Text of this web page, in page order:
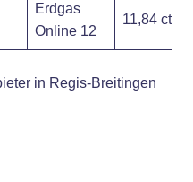
Erdgas
Online 12
11,84 ct
in Regis-Breitingen